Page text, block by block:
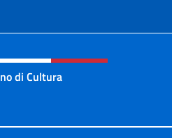
e menù
di Cultura